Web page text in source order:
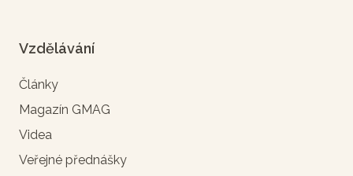
Vzdělávání
Články
Magazín GMAG
Videa
Veřejné přednášky